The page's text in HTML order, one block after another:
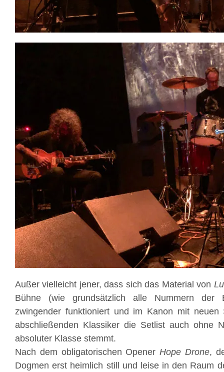
Außer vielleicht jener, dass sich das Material von
Bühne (wie grundsätzlich alle Nummern
zwingender funktioniert und im Kanon mit neuen
abschließenden Klassiker die Setlist auch ohne
absoluter Klasse stemmt.
Nach dem obligatorischen OpenerHope Drone,
Dogmen erst heimlich still und leise in den Raum